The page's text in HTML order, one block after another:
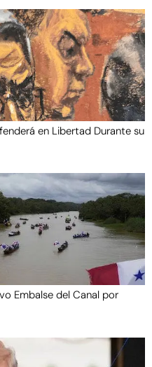
en Libertad Durante su
Embalse del Canal por